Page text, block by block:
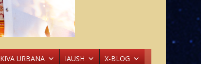
KIVA URBANA IAUSH X-BLOG